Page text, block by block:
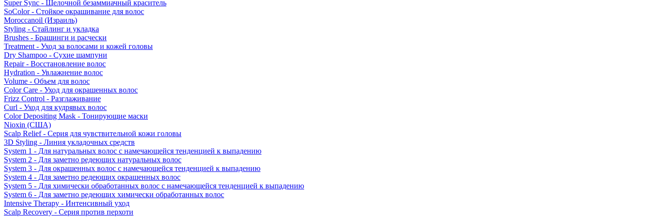
Super Sync - Щелочной безаммиачный краситель
SoColor - Стойкое окрашивание для волос
Moroccanoil (Израиль)
Styling - Стайлинг и укладка
Brushes - Брашинги и расчески
Treatment - Уход за волосами и кожей головы
Dry Shampoo - Сухие шампуни
Repair - Восстановление волос
Hydration - Увлажнение волос
Volume - Объем для волос
Color Care - Уход для окрашенных волос
Frizz Control - Разглаживание
Curl - Уход для кудрявых волос
Color Depositing Mask - Тонирующие маски
Nioxin (США)
Scalp Relief - Серия для чувствительной кожи головы
3D Styling - Линия укладочных средств
System 1 - Для натуральных волос с намечающейся тенденцией к выпадению
System 2 - Для заметно редеющих натуральных волос
System 3 - Для окрашенных волос с намечающейся тенденцией к выпадению
System 4 - Для заметно редеющих окрашенных волос
System 5 - Для химически обработанных волос с намечающейся тенденцией к выпадению
System 6 - Для заметно редеющих химически обработанных волос
Intensive Therapy - Интенсивный уход
Scalp Recovery - Серия против перхоти